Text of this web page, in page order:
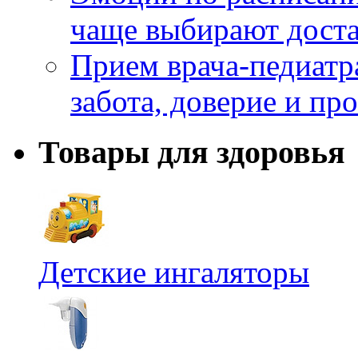
чаще выбирают
Прием врача-
забота, доверие и
Товары для здоровья
Детские ингаляторы